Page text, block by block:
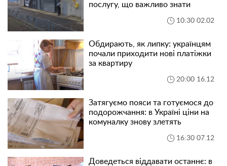
послугу, що важливо знати
10:30 02.02
Обдирають, як липку: українцям
почали приходити нові платіжки
за квартиру
20:00 16.12
Затягуємо пояси та готуємося до
подорожчання: в Україні ціни на
комуналку знову злетять
16:30 07.12
Доведеться віддавати останнє: в